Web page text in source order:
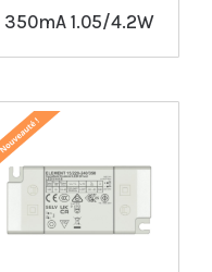
350mA 1.05/4.2W